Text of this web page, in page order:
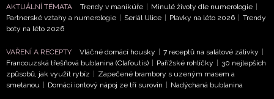
Přihlášením k newsletteru souhlasíte sObchodními
podmínkami společnosti BurdaMedia Extra s.r.o.a
potvrzujete, že jste se seznámili se
ochrany soukromí- BurdaMedia Extra s.r.o. bude s
Vašimi údaji pracovat zejména k organizaci a
vyhodnocení akce a zasílání novinek.
AKTUÁLNÍ TÉMATA Trendy v manikúře | Minulé životy dle numerologie |
Partnerské vztahy a numerologie | Seriál Ulice | Plavky na léto 2026 | Trendy
boty na léto 2026
VAŘENÍ A RECEPTY Vláčné domácí housky | 7 receptů na salátové zálivky |
Francouzská třešňová bublanina (Clafoutis) | Pařížské rohlíčky | 30 nejlepších
způsobů, jak využít rybíz | Zapečené brambory s uzeným masem a
smetanou | Domácí iontový nápoj ze tří surovin | Nadýchaná bublanina